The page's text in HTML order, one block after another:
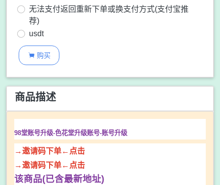
无法支付返回重新下单或换支付方式(支付宝推
荐)
usdt
 购买
商品描述
98堂账号升级-色花堂升级账号-账号升级
→邀请码下单←点击
→邀请码下单←点击
该商品(已含最新地址)